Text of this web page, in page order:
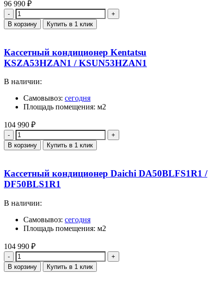
96 990 ₽
Количество
В корзину Купить в 1 клик
Кассетный кондиционер Kentatsu
KSZA53HZAN1 / KSUN53HZAN1
В наличии:
Самовывоз: сегодня
Площадь помещения: м2
104 990 ₽
Количество
В корзину Купить в 1 клик
Кассетный кондиционер Daichi DA50BLFS1R1 /
DF50BLS1R1
В наличии:
Самовывоз: сегодня
Площадь помещения: м2
104 990 ₽
Количество
В корзину Купить в 1 клик